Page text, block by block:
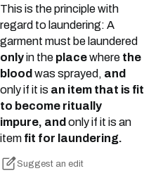
This is the principle with
regard to laundering: A
garment must be laundered
onlyin the placewhere the
blood was sprayed, and
only if it is an item that is fit
to become ritually
impure, and only if it is an
item fit for laundering.
Suggest an edit